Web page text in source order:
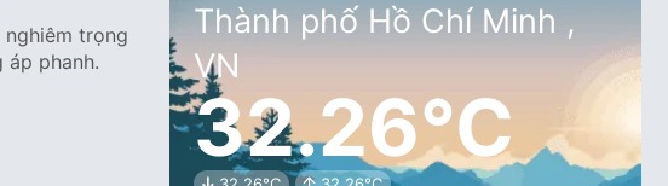
trọng
áp phanh.
Thành phố Hồ Chí Minh ,
VN
32.26°C